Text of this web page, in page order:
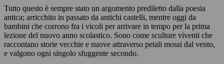
Tutto questo è sempre stato un argomento prediletto dalla poesia
antica; arricchito in passato da antichi castelli, mentre oggi da
bambini che corrono fra i vicoli per arrivare in tempo per la prima
lezione del nuovo anno scolastico. Sono come sculture viventi che
raccontano storie vecchie e nuove attraverso petali mossi dal vento,
e valgono ogni singolo sfuggente secondo.